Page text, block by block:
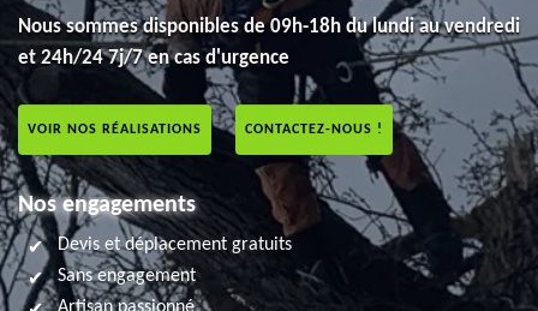
Nous sommes disponibles de 09h-18h du lundi au vendredi
et 24h/24 7j/7 en cas d'urgence
VOIR NOS RÉALISATIONS CONTACTEZ-NOUS !
Nos engagements
Devis et déplacement gratuits
Sans engagement